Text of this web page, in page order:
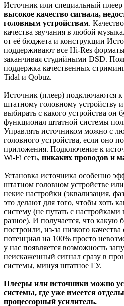
Источник или специальный плеер
высокое качество сигнала,
головным устройствам.
качества звучания в любой
от её бюджета и конструкции
поддерживают все Hi-Res
заканчивая студийными DSD.
поддержка качественных
Tidal и Qobuz.
Источник (плеер) подключаются к
штатному головному устройству
выбирать с какого устройства он
функционал штатной системы
Управлять источником можно с
головного устройства, если оно
приложения. Подключение к
Wi-Fi сеть, никаких проводов и
Установка источника особенно
штатном головном устройстве
некие настройки (эквализация,
это делают для того, чтобы хоть
систему (не путать с
разное). И получается, что какую
построили, из-за низкого качества
потенциал на 100% просто
у нас появляется возможность
неискаженный сигнал сразу в
системы, минуя штатное ГУ.
Плееры или источники можно
системы, где уже имеется
процессорный усилитель.